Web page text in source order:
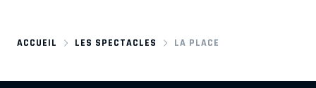
ACCUEIL LES SPECTACLES LA PLACE